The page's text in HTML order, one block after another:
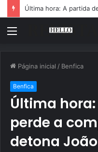
Menu
Página inicial / Benfica
Benfica
Última
perde a
detona